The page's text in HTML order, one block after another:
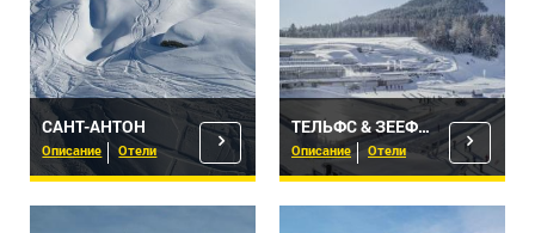
САНТ-АНТОН
Описание Отели
ТЕЛЬФС & ЗЕЕФЕЛЬД
Описание Отели